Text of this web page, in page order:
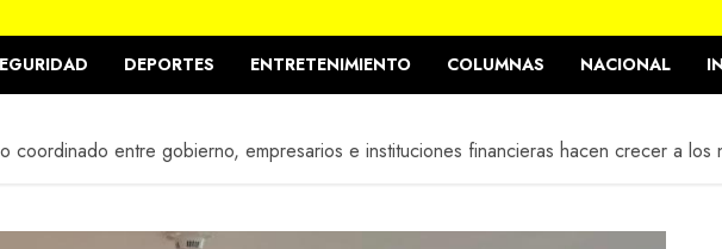
DEPORTES ENTRETENIMIENTO COLUMNAS NACIONAL
coordinado entre gobierno, empresarios e instituciones financieras hacen crecer a los